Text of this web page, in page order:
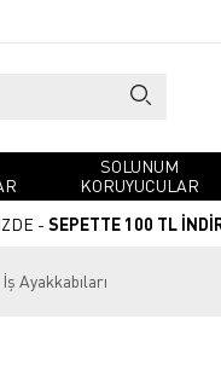
SOLUNUM
KORUYUCULAR
- SEPETTE 100 TL
İş Ayakkabıları